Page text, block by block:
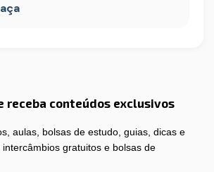
receba conteúdos exclusivos
aulas, bolsas de estudo, guias, dicas e
gratuitos e bolsas de